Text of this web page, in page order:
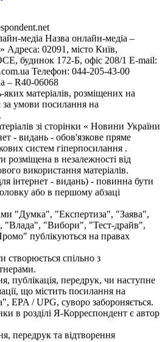
медіа Назва онлайн-медіа –
Адреса: 02091, місто Київ,
будинок 172-Б, офіс 208/1 E-mail:
Телефон: 044-205-43-00
– R40-06068
матеріалів, розміщених на
за умови посилання на
зі сторінки « Новини України
- видань - обов'язкове пряме
систем гіперпосилання .
розміщена в незалежності від
використання матеріалів.
інтернет - видань) - повинна бути
або в першому абзаці
"Думка", "Експертиза", "Заява",
"Влада", "Вибори", "Тест-драйв",
публікуються на правах
створюється спільно з
публікація, передрук, чи наступне
що містить посилання на
EPA / UPG, суворо забороняється.
в розділі Я-Корреспондент є автор
передрук та відтворення